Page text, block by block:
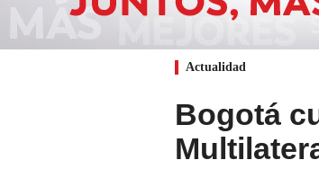
Actualidad
Bogotá